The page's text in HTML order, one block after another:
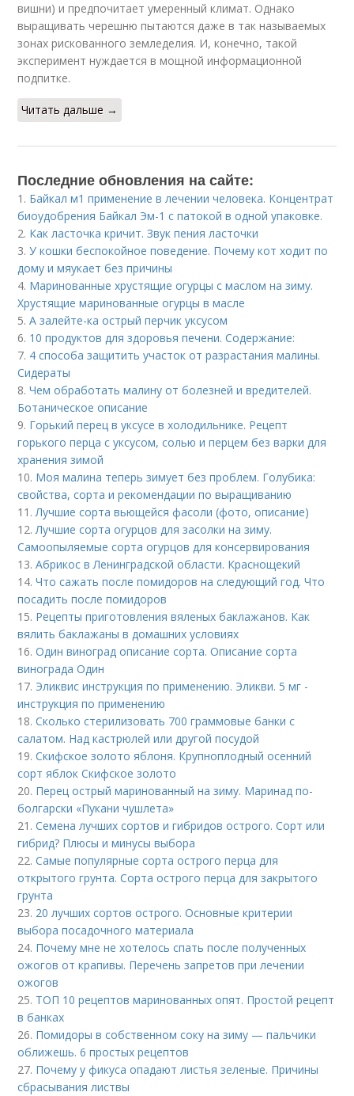
вишни) и предпочитает умеренный климат. Однако
выращивать черешню пытаются даже в так называемых
зонах рискованного земледелия. И, конечно, такой
эксперимент нуждается в мощной информационной
подпитке.
Читать дальше →
Последние обновления на сайте:
1. Байкал м1 применение в лечении человека. Концентрат
биоудобрения Байкал Эм-1 с патокой в одной упаковке.
2. Как ласточка кричит. Звук пения ласточки
3.У кошки беспокойное поведение. Почему кот ходит по
дому и мяукает без причины
4. Маринованные хрустящие огурцы с маслом на зиму.
Хрустящие маринованные огурцы в масле
5.А залейте-ка острый перчик уксусом
6. 10 продуктов для здоровья печени. Содержание:
7. 4 способа защитить участок от разрастания малины.
Сидераты
8.Чем обработать малину от болезней и вредителей.
Ботаническое описание
9. Горький перец в уксусе в холодильнике. Рецепт
горького перца с уксусом, солью и перцем без варки для
хранения зимой
10. Моя малина теперь зимует без проблем. Голубика:
свойства, сорта и рекомендации по выращиванию
11.Лучшие сорта вьющейся фасоли (фото, описание)
12.Лучшие сорта огурцов для засолки на зиму.
Самоопыляемые сорта огурцов для консервирования
13.Абрикос в Ленинградской области. Краснощекий
14.Что сажать после помидоров на следующий год. Что
посадить после помидоров
15. Рецепты приготовления вяленых баклажанов. Как
вялить баклажаны в домашних условиях
16.Один виноград описание сорта. Описание сорта
винограда Один
17. Эликвис инструкция по применению. Эликви. 5 мг -
инструкция по применению
18.Сколько стерилизовать 700 граммовые банки с
салатом. Над кастрюлей или другой посудой
19.Скифское золото яблоня. Крупноплодный осенний
сорт яблок Скифское золото
20. Перец острый маринованный на зиму. Маринад по-
болгарски «Пукани чушлета»
21.Семена лучших сортов и гибридов острого. Сорт или
гибрид? Плюсы и минусы выбора
22.Самые популярные сорта острого перца для
открытого грунта. Сорта острого перца для закрытого
грунта
23. 20 лучших сортов острого. Основные критерии
выбора посадочного материала
24. Почему мне не хотелось спать после полученных
ожогов от крапивы. Перечень запретов при лечении
ожогов
25. ТОП 10 рецептов маринованных опят. Простой рецепт
в банках
26. Помидоры в собственном соку на зиму — пальчики
оближешь. 6 простых рецептов
27. Почему у фикуса опадают листья зеленые. Причины
сбрасывания листвы